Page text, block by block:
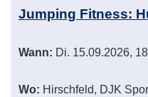
Jumping Fitness:
Wann: Di. 15.09.2026,
Wo: Hirschfeld, DJK